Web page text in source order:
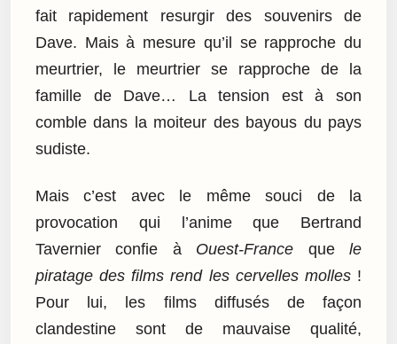
fait rapidement resurgir des souvenirs de
Dave. Mais à mesure qu’il se rapproche du
meurtrier, le meurtrier se rapproche de la
famille de Dave… La tension est à son
comble dans la moiteur des bayous du pays
sudiste.
Mais c’est avec le même souci de la
provocation qui l’anime que Bertrand
Tavernier confie à Ouest-France quele
piratage des films rend les cervelles molles!
Pour lui, les films diffusés de façon
clandestine sont de mauvaise qualité,